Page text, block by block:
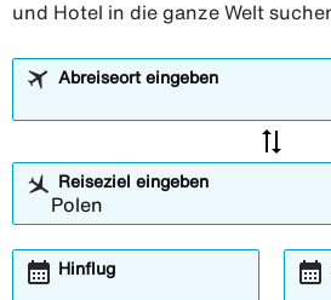
und Hotel in die ganze Welt
Abreiseort eingeben
sync_alt
Reiseziel eingeben
Hinflug
calendar_month calendar_month